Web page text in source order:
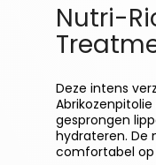
Nutri-
Deze intens
gesprongen
hydrateren.
comfortabel op